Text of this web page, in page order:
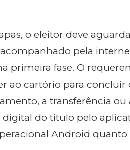
o eleitor deve
pela
primeira fase. O
ao cartório para concluir
a transferência ou
digital do título pelo
Android quanto